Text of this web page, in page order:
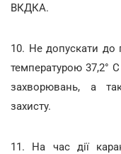
ВКДКА.
10. Не допускати
температурою 37,2°
захворювань, а
захисту.
11. На час дії